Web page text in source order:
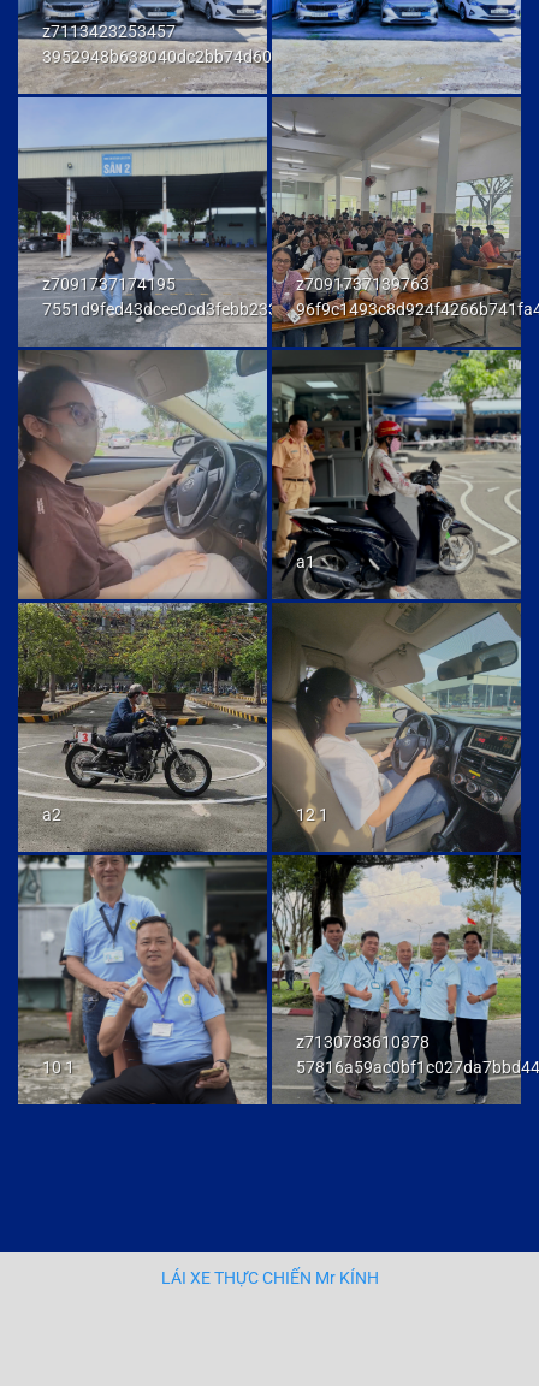
z7113423253457
3952948b638040dc2bb74d606db7a6f9
z7091737174195
7551d9fed43dcee0cd3febb233847292
z7091737139763
a1
a2 12 1
10 1
z7130783610378
LÁI XE THỰC CHIẾN Mr KÍNH